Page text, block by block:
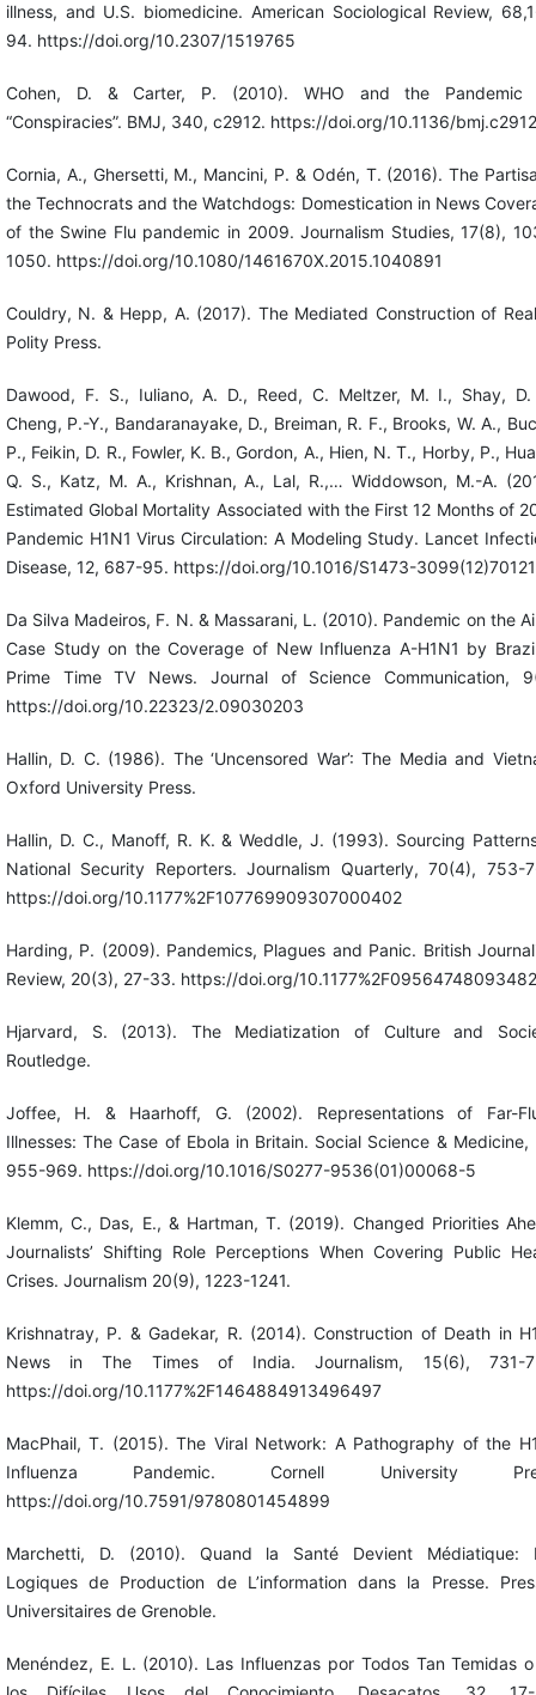
illness, and U.S. biomedicine. American Sociological Review,
94. https://doi.org/10.2307/1519765
Cohen, D. & Carter, P. (2010). WHO and the Pandemic
“Conspiracies”. BMJ, 340, c2912. https://doi.org/10.1136/bmj.c2912
Cornia, A., Ghersetti, M., Mancini, P. & Odén, T. (2016). The
the Technocrats and the Watchdogs: Domestication in News
of the Swine Flu pandemic in 2009. Journalism Studies, 17(8),
1050. https://doi.org/10.1080/1461670X.2015.1040891
Couldry, N. & Hepp, A. (2017). The Mediated Construction of
Polity Press.
Dawood, F. S., Iuliano, A. D., Reed, C. Meltzer, M. I., Shay,
Cheng, P.-Y., Bandaranayake, D., Breiman, R. F., Brooks, W. A.,
P., Feikin, D. R., Fowler, K. B., Gordon, A., Hien, N. T., Horby, P.,
Q. S., Katz, M. A., Krishnan, A., Lal, R.,… Widdowson, M.-A.
Estimated Global Mortality Associated with the First 12 Months of
Pandemic H1N1 Virus Circulation: A Modeling Study. Lancet
Disease, 12, 687-95. https://doi.org/10.1016/S1473-
Da Silva Madeiros, F. N. & Massarani, L. (2010). Pandemic on the
Case Study on the Coverage of New Influenza A-H1N1 by
Prime Time TV News. Journal of Science Communication,
https://doi.org/10.22323/2.09030203
Hallin, D. C. (1986). The ‘Uncensored War’: The Media and
Oxford University Press.
Hallin, D. C., Manoff, R. K. & Weddle, J. (1993). Sourcing
National Security Reporters. Journalism Quarterly, 70(4), 753-
https://doi.org/10.1177%2F107769909307000402
Harding, P. (2009). Pandemics, Plagues and Panic. British
Review, 20(3), 27-33. https://doi.org/
Hjarvard, S. (2013). The Mediatization of Culture and
Routledge.
Joffee, H. & Haarhoff, G. (2002). Representations of Far-
Illnesses: The Case of Ebola in Britain. Social Science & Medicine,
955-969. https://doi.org/10.1016/S0277-9536(01)00068-5
Klemm, C., Das, E., & Hartman, T. (2019). Changed Priorities
Journalists’ Shifting Role Perceptions When Covering Public
Crises. Journalism 20(9), 1223-1241.
Krishnatray, P. & Gadekar, R. (2014). Construction of Death in
News in The Times of India. Journalism, 15(6), 731-
https://doi.org/10.1177%2F1464884913496497
MacPhail, T. (2015). The Viral Network: A Pathography of the
Influenza Pandemic. Cornell University
https://doi.org/10.7591/9780801454899
Marchetti, D. (2010). Quand la Santé Devient Médiatique:
Logiques de Production de L’information dans la Presse.
Universitaires de Grenoble.
Menéndez, E. L. (2010). Las Influenzas por Todos Tan Temidas